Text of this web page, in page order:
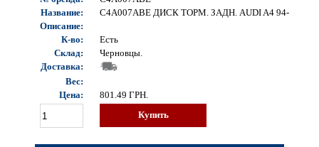
Название:
C4A007ABE ДИСК ТОРМ. ЗАДН. AUDI A4 94-
Описание:
К-во:
Есть
Склад:
Черновцы.
Доставка:
Вес:
Цена:
801.49 ГРН.
Купить